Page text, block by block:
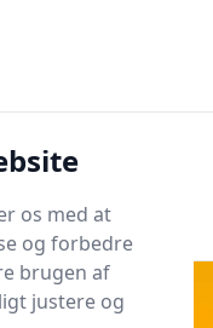
os med at
og forbedre
brugen af
justere og